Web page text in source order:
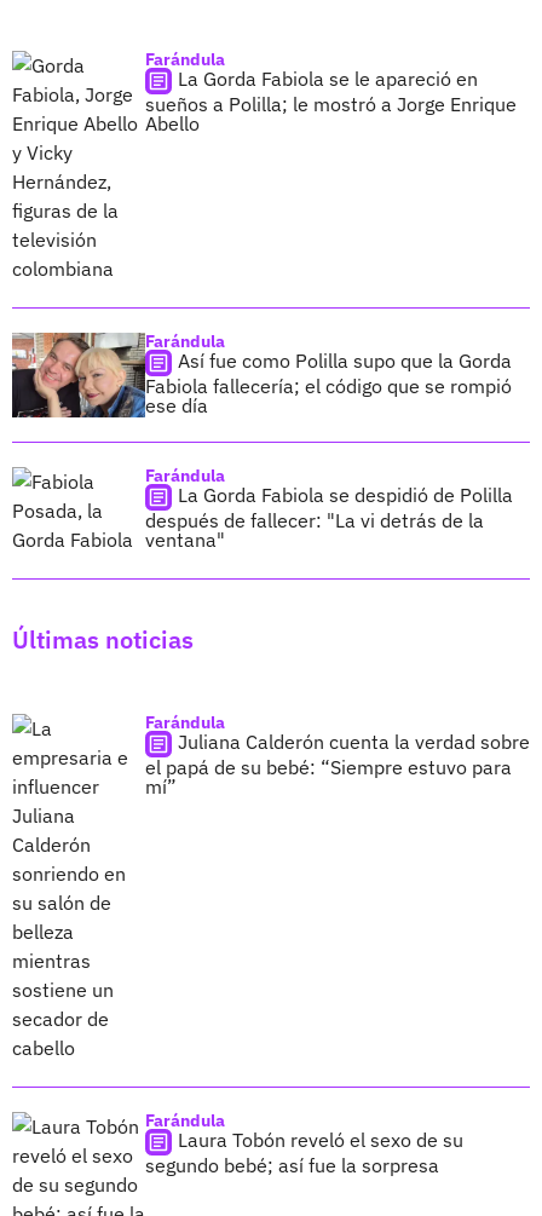
Farándula
La Gorda Fabiola se le apareció en
sueños a Polilla; le mostró a Jorge Enrique
Abello
Farándula
Así fue como Polilla supo que la Gorda
Fabiola fallecería; el código que se rompió
ese día
Farándula
La Gorda Fabiola se despidió de Polilla
después de fallecer: "La vi detrás de la
ventana"
Últimas noticias
Farándula
Juliana Calderón cuenta la verdad sobre
el papá de su bebé: “Siempre estuvo para
mí”
Farándula
Laura Tobón reveló el sexo de su
segundo bebé; así fue la sorpresa